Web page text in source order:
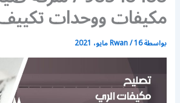
مكيفات ووحدات
بواسطة Rwan/16 مايو، 2021